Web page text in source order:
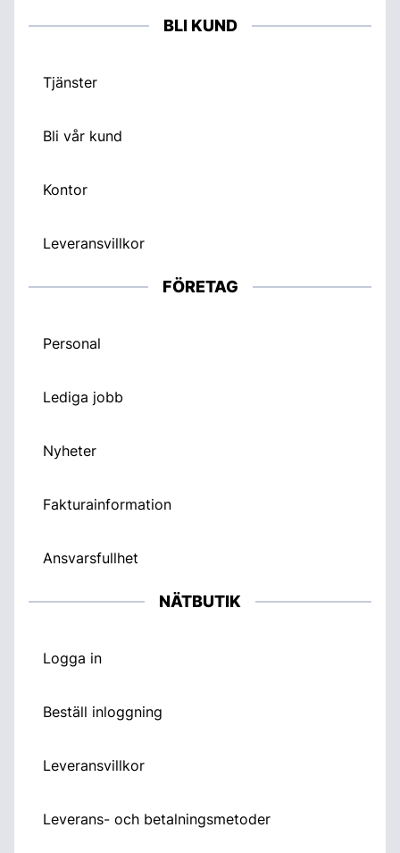
BLI KUND
Tjänster
Bli vår kund
Kontor
Leveransvillkor
FÖRETAG
Personal
Lediga jobb
Nyheter
Fakturainformation
Ansvarsfullhet
NÄTBUTIK
Logga in
Beställ inloggning
Leveransvillkor
Leverans- och betalningsmetoder